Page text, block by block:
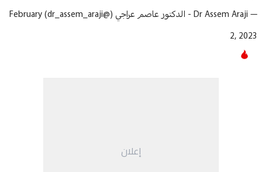
— Dr Assem Araji - الدكتور عاصم عراجي (@dr_assem_araji)
February
2, 2023
إعلان